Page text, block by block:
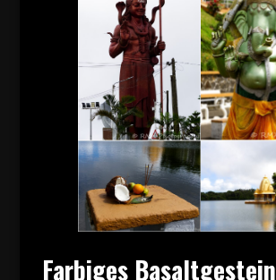
Farbiges Basaltgestein